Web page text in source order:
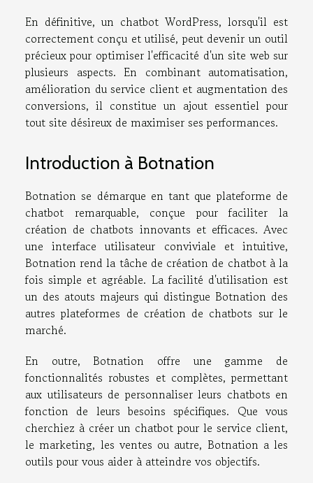
En définitive, un chatbot WordPress, lorsqu'il est
correctement conçu et utilisé, peut devenir un outil
précieux pour optimiser l'efficacité d'un site web sur
plusieurs aspects. En combinant automatisation,
amélioration du service client et augmentation des
conversions, il constitue un ajout essentiel pour
tout site désireux de maximiser ses performances.
Introduction à Botnation
Botnation se démarque en tant que plateforme de
chatbot remarquable, conçue pour faciliter la
création de chatbots innovants et efficaces. Avec
une interface utilisateur conviviale et intuitive,
Botnation rend la tâche de création de chatbot à la
fois simple et agréable. La facilité d'utilisation est
un des atouts majeurs qui distingue Botnation des
autres plateformes de création de chatbots sur le
marché.
En outre, Botnation offre une gamme de
fonctionnalités robustes et complètes, permettant
aux utilisateurs de personnaliser leurs chatbots en
fonction de leurs besoins spécifiques. Que vous
cherchiez à créer un chatbot pour le service client,
le marketing, les ventes ou autre, Botnation a les
outils pour vous aider à atteindre vos objectifs.